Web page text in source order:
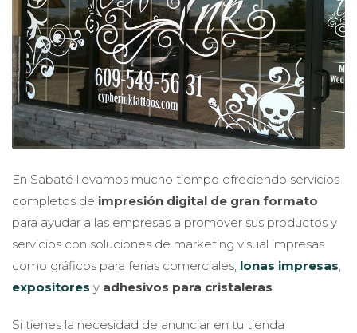
En Sabaté llevamos mucho tiempo ofreciendo servicios
completos de impresión digital de gran formato
para ayudar a las empresas a promover sus productos y
servicios con soluciones de marketing visual impresas
como gráficos para ferias comerciales, lonas impresas
expositores y adhesivos para cristaleras
Si tienes la necesidad de anunciar en tu tienda